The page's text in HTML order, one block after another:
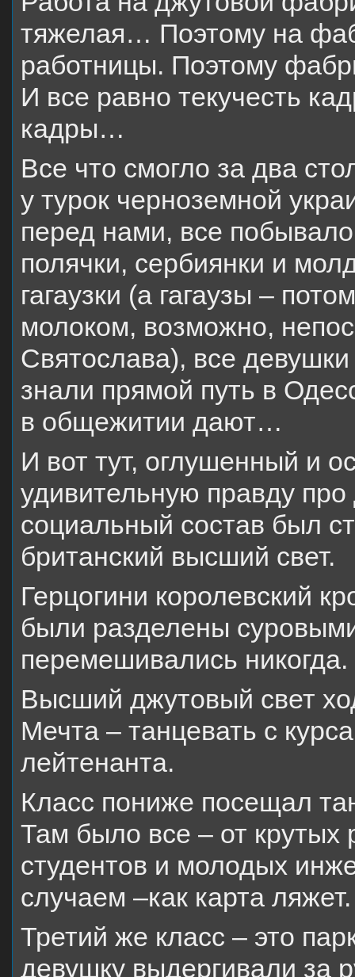
тяжелая… Поэтому на
работницы. Поэтому
И все равно текучесть
кадры…
Все что смогло за два
у турок черноземной
перед нами, все
полячки, сербиянки и
гагаузки (а гагаузы –
молоком, возможно,
Святослава), все
знали прямой путь в
в общежитии дают…
И вот тут, оглушенный и
удивительную правду
социальный состав был
британский высший свет.
Герцогини королевский
были разделены
перемешивались никогда.
Высший джутовый свет
Мечта – танцевать с
лейтенанта.
Класс пониже посещал
Там было все – от крутых
студентов и молодых
случаем –как карта ляжет.
Третий же класс – это
девушку выдергивали за